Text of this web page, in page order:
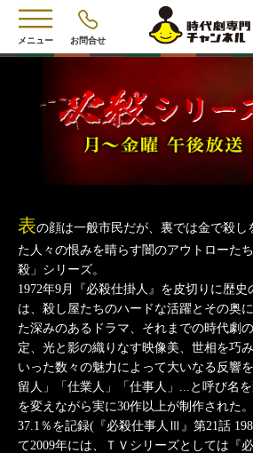
メニュー お問合せ
表の顔は一般市民だが、裏では金で殺し
た人々の恨みを晴らす闇のアウトローた
殺」シリーズ。
1972年9月『必殺仕掛人』を皮切りに歴史
は、殺し屋たちのハードな活躍とその奥
た深みのあるドラマ、それまでの時代劇
定、光と影の織りなす映像美、世相を巧
いった数々の魅力によって大いなる反響
留人」「仕業人」「仕事人」...と呼び名
を変えながら実に30作以上が制作された
37.1％を記録(『必殺仕事人Ⅲ』第21話
て2009年には、ＴＶシリーズとしては『